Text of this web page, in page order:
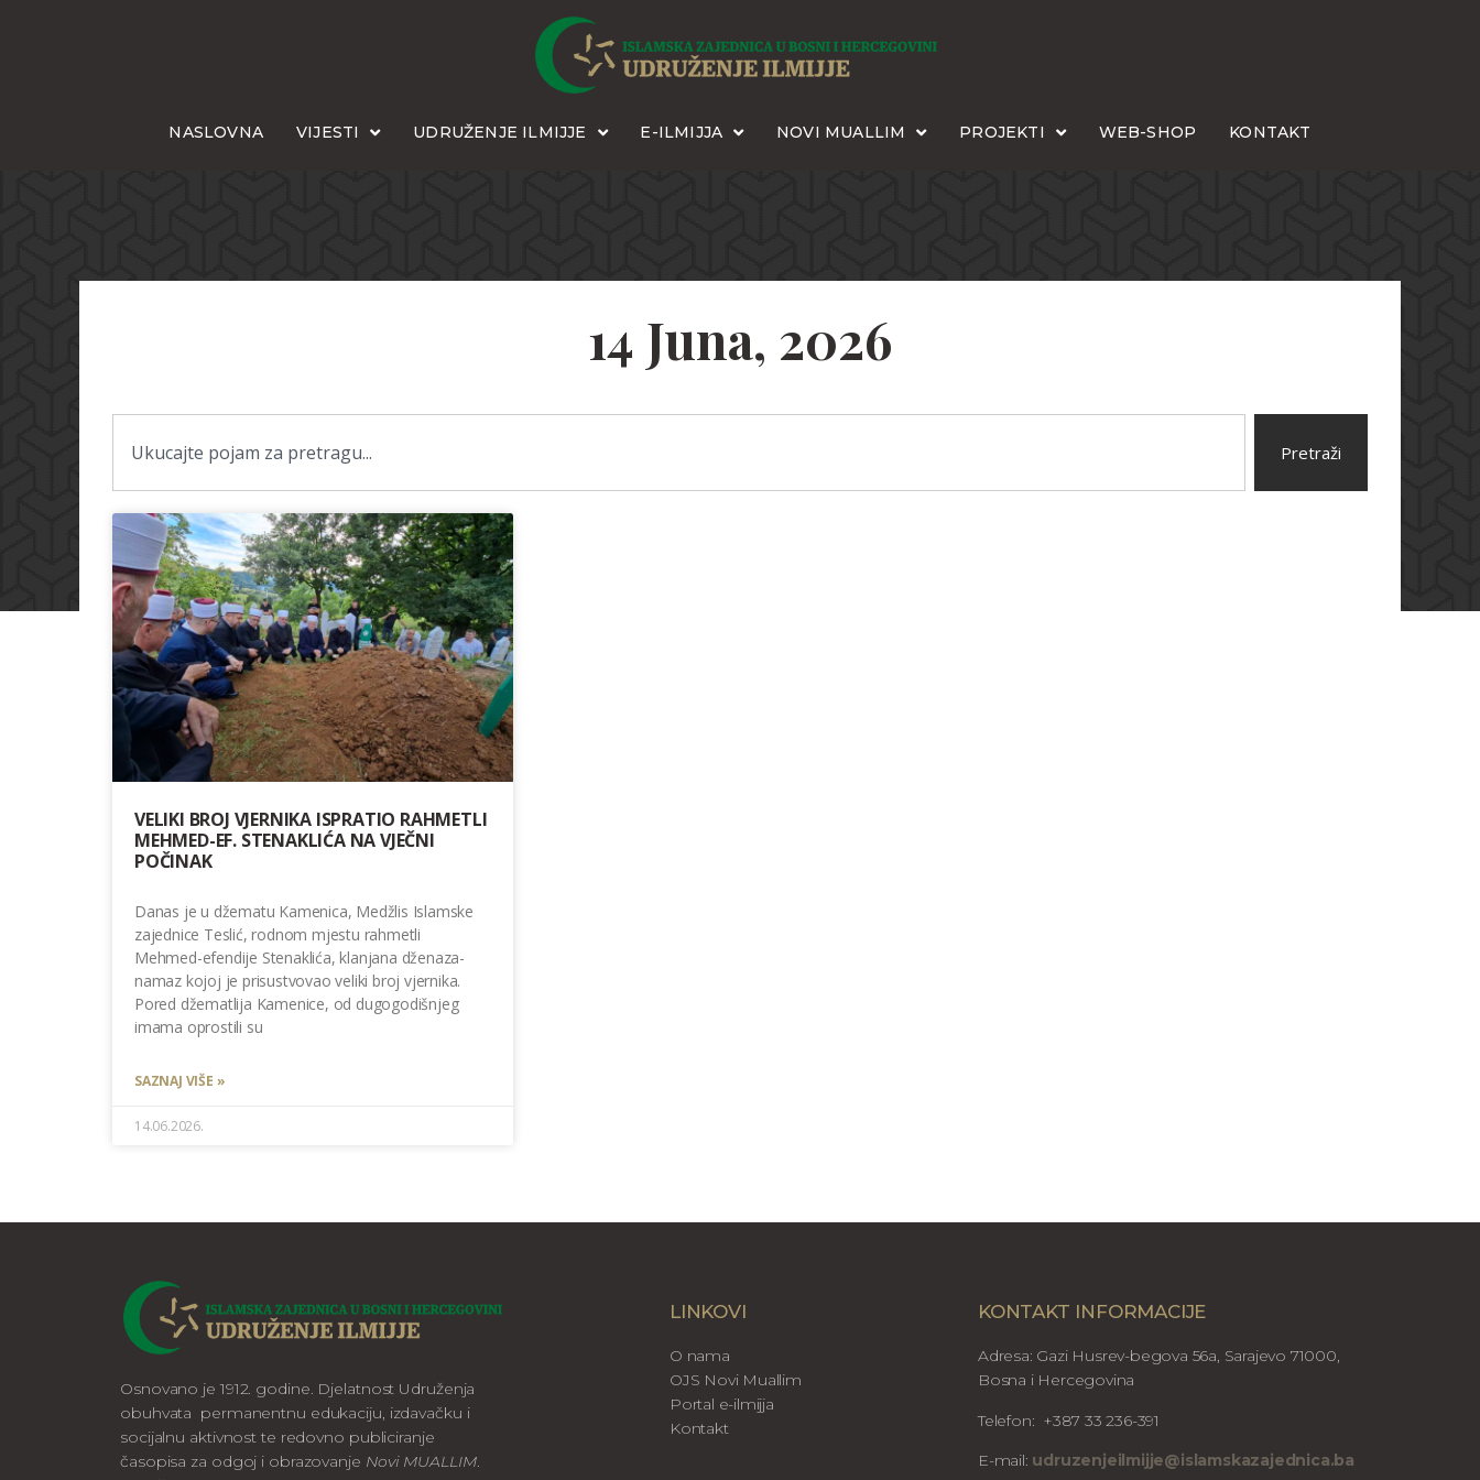
NASLOVNA VIJESTI UDRUŽENJE ILMIJJE E-ILMIJJA NOVI MUALLIM PROJEKTI WEB-SHOP KONTAKT
14 Juna, 2026
Pretraži
VELIKI BROJ VJERNIKA ISPRATIO RAHMETLI
MEHMED-EF. STENAKLIĆA NA VJEČNI
POČINAK
Danas je u džematu Kamenica, Medžlis Islamske
zajednice Teslić, rodnom mjestu rahmetli
Mehmed-efendije Stenaklića, klanjana dženaza-
namaz kojoj je prisustvovao veliki broj vjernika.
Pored džematlija Kamenice, od dugogodišnjeg
imama oprostili su
SAZNAJ VIŠE »
14.06.2026.
Osnovano je 1912. godine. Djelatnost Udruženja
obuhvata permanentnu edukaciju, izdavačku i
socijalnu aktivnost te redovno publiciranje
časopisa za odgoj i obrazovanje Novi MUALLIM.
LINKOVI
O nama
OJS Novi Muallim
Portal e-ilmijja
Kontakt
KONTAKT INFORMACIJE
Adresa: Gazi Husrev-begova 56a, Sarajevo 71000,
Bosna i Hercegovina
Telefon: +387 33 236-391
E-mail: udruzenjeilmijje@islamskazajednica.ba